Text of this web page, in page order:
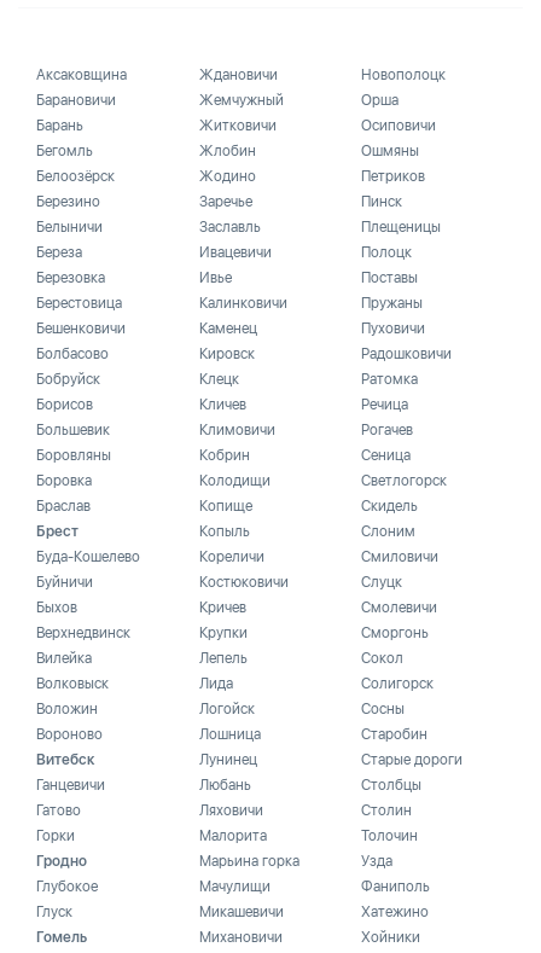
Аксаковщина
Барановичи
Барань
Бегомль
Белоозёрск
Березино
Белыничи
Береза
Березовка
Берестовица
Бешенковичи
Болбасово
Бобруйск
Борисов
Большевик
Боровляны
Боровка
Браслав
Брест
Буда-Кошелево
Буйничи
Быхов
Верхнедвинск
Вилейка
Волковыск
Воложин
Вороново
Витебск
Ганцевичи
Гатово
Горки
Гродно
Глубокое
Глуск
Гомель
Ждановичи
Жемчужный
Житковичи
Жлобин
Жодино
Заречье
Заславль
Ивацевичи
Ивье
Калинковичи
Каменец
Кировск
Клецк
Кличев
Климовичи
Кобрин
Колодищи
Копище
Копыль
Кореличи
Костюковичи
Кричев
Крупки
Лепель
Лида
Логойск
Лошница
Лунинец
Любань
Ляховичи
Малорита
Марьина горка
Мачулищи
Микашевичи
Михановичи
Новополоцк
Орша
Осиповичи
Ошмяны
Петриков
Пинск
Плещеницы
Полоцк
Поставы
Пружаны
Пуховичи
Радошковичи
Ратомка
Речица
Рогачев
Сеница
Светлогорск
Скидель
Слоним
Смиловичи
Слуцк
Смолевичи
Сморгонь
Сокол
Солигорск
Сосны
Старобин
Старые дороги
Столбцы
Столин
Толочин
Узда
Фаниполь
Хатежино
Хойники